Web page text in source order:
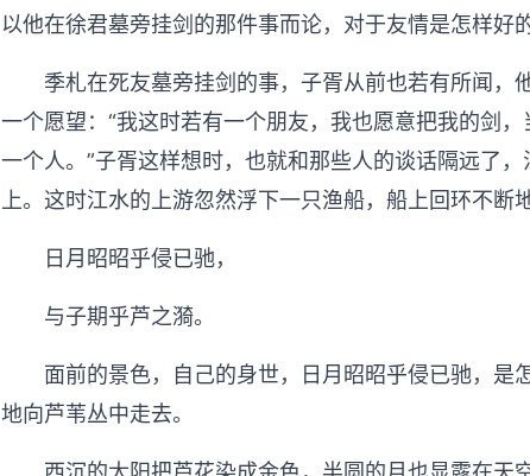
以他在徐君墓旁挂剑的那件事而论，对于友情是怎样好
季札在死友墓旁挂剑的事，子胥从前也若有所闻，
一个愿望：“我这时若有一个朋友，我也愿意把我的剑
一个人。”子胥这样想时，也就和那些人的谈话隔远了
上。这时江水的上游忽然浮下一只渔船，船上回环不断
日月昭昭乎侵已驰，
与子期乎芦之漪。
面前的景色，自己的身世，日月昭昭乎侵已驰，是
地向芦苇丛中走去。